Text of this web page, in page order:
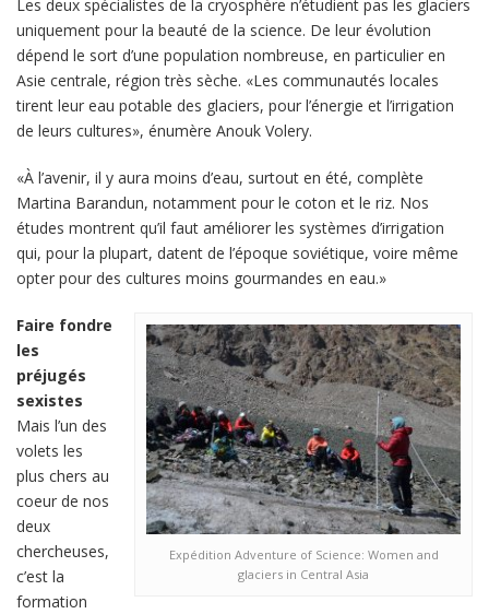
Les deux spécialistes de la cryosphère n’étudient pas les glaciers
uniquement pour la beauté de la science. De leur évolution
dépend le sort d’une population nombreuse, en particulier en
Asie centrale, région très sèche. «Les communautés locales
tirent leur eau potable des glaciers, pour l’énergie et l’irrigation
de leurs cultures», énumère Anouk Volery.
«À l’avenir, il y aura moins d’eau, surtout en été, complète
Martina Barandun, notamment pour le coton et le riz. Nos
études montrent qu’il faut améliorer les systèmes d’irrigation
qui, pour la plupart, datent de l’époque soviétique, voire même
opter pour des cultures moins gourmandes en eau.»
Expédition Adventure of Science: Women and
glaciers in Central Asia
Faire fondre
les
préjugés
sexistes
Mais l’un des
volets les
plus chers au
coeur de nos
deux
chercheuses,
c’est la
formation